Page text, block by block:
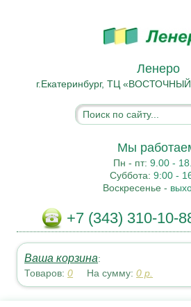
Ленеро
г.Екатеринбург, ТЦ
Мы
Пн - пт:9.00 -
Суббота:9:00 -
Воскресенье -
+7 (343) 310-10-
Ваша корзина:
Товаров:0 На сумму:0 р.